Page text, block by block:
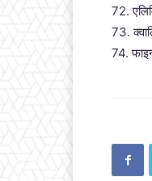
72.
73.
74.